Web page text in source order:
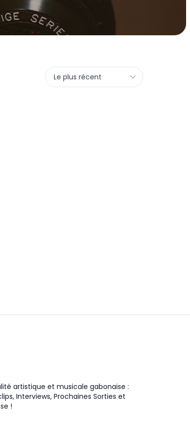
Le plus récent
artistique et musicale gabonaise :
Interviews, Prochaines Sorties et
!